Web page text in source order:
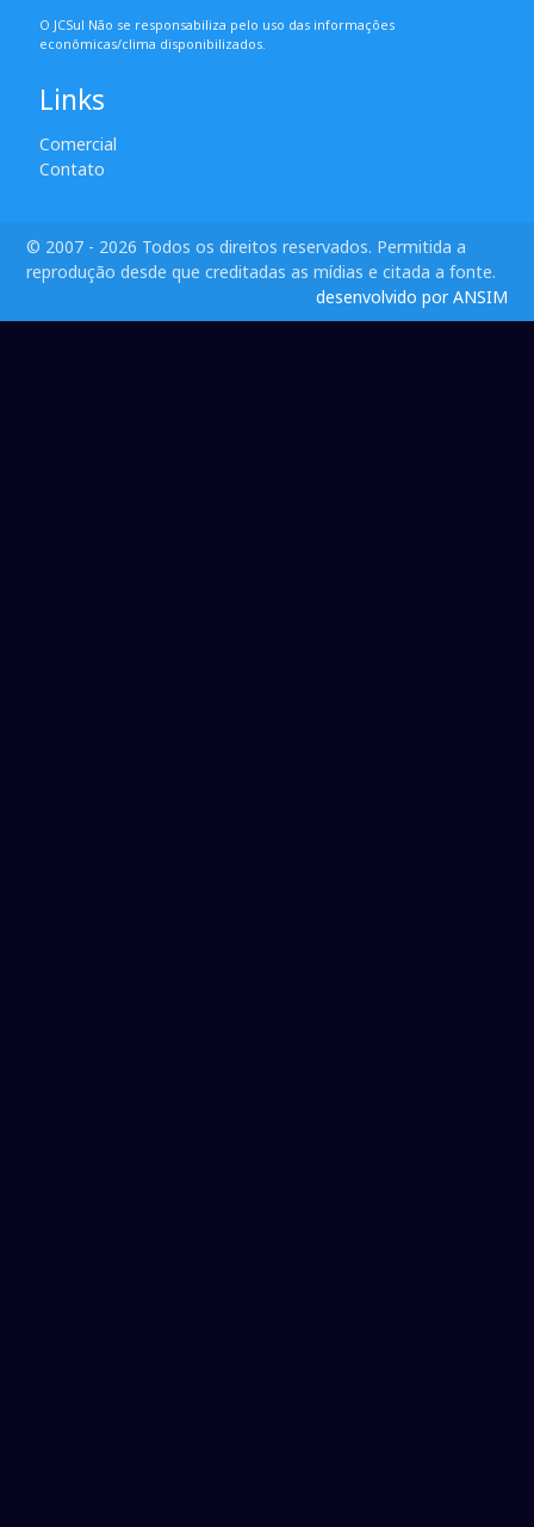
O JCSul Não se responsabiliza pelo uso das informações
econômicas/clima disponibilizados.
Links
Comercial
Contato
© 2007 - 2026 Todos os direitos reservados. Permitida a
reprodução desde que creditadas as mídias e citada a fonte.
desenvolvido por ANSIM